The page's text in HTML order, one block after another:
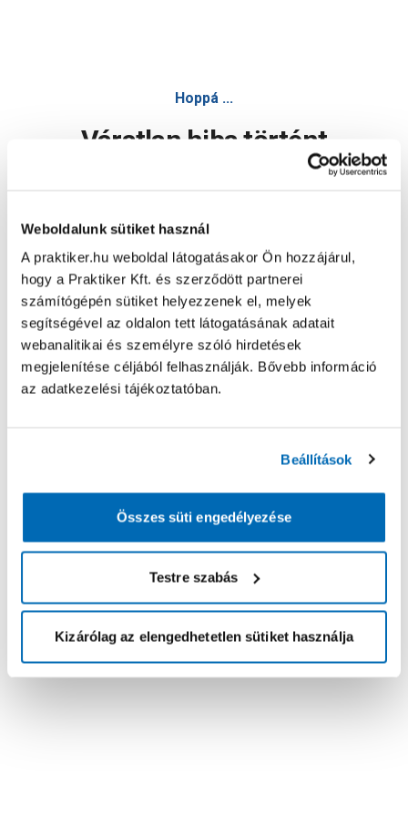
Weboldalunk sütiket használ
A praktiker.hu weboldal látogatásakor Ön hozzájárul,
hogy a Praktiker Kft. és szerződött partnerei
számítógépén sütiket helyezzenek el, melyek
segítségével az oldalon tett látogatásának adatait
webanalitikai és személyre szóló hirdetések
megjelenítése céljából felhasználják. Bővebb információ
az adatkezelési tájékoztatóban.
Beállítások
Összes süti engedélyezése
Testre szabás
Kizárólag az elengedhetetlen sütiket használja
Hoppá ...
Váratlan hiba történt
Oldal újratöltése